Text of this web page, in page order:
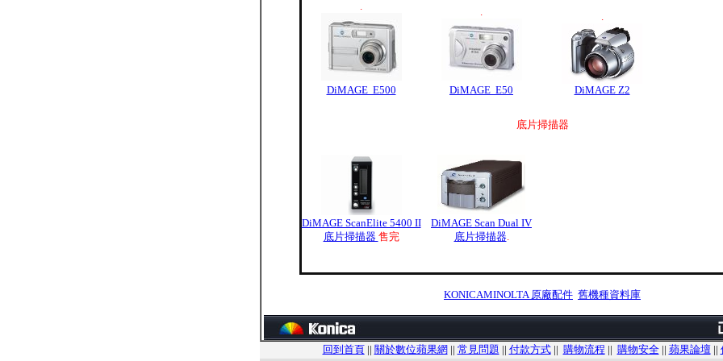
.
DiMAGE E500
.
DiMAGE E50
.
DiMAGE Z2
底片掃描器
DiMAGE ScanElite 5400 II
底片掃描器 售完
DiMAGE Scan Dual IV
底片掃描器.
KONICAMINOLTA 原廠配件 舊機種資料庫
回到首頁|| 關於數位蘋果網 || 常見問題 || 付款方式|| 購物流程 || 購物安全|| 蘋果論壇||